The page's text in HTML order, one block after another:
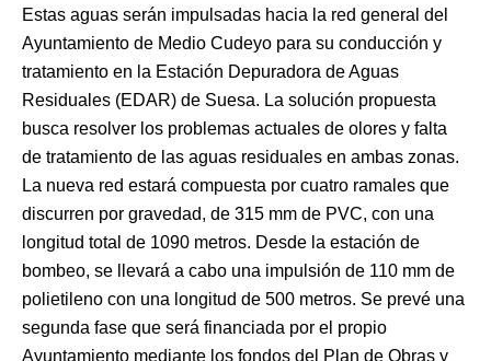
Estas aguas serán impulsadas hacia la red general del
Ayuntamiento de Medio Cudeyo para su conducción y
tratamiento en la Estación Depuradora de Aguas
Residuales (EDAR) de Suesa. La solución propuesta
busca resolver los problemas actuales de olores y falta
de tratamiento de las aguas residuales en ambas zonas.
La nueva red estará compuesta por cuatro ramales que
discurren por gravedad, de 315 mm de PVC, con una
longitud total de 1090 metros. Desde la estación de
bombeo, se llevará a cabo una impulsión de 110 mm de
polietileno con una longitud de 500 metros. Se prevé una
segunda fase que será financiada por el propio
Ayuntamiento mediante los fondos del Plan de Obras y